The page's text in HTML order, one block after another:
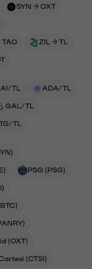
SYN → OXT
TAO ZIL → TL
TL ADA/TL
GAL/TL
TL
PSG (PSG)
(OXT)
(CTSI)